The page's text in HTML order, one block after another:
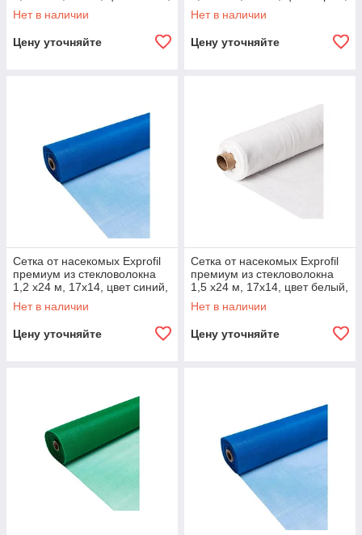
95 гр/м2
Нет в наличии
Цену уточняйте
95 гр/м2
Нет в наличии
Цену уточняйте
Сетка от насекомых Exprofil
премиум из стекловолокна
1,2 х24 м, 17х14, цвет синий,
95 гр/м2
Нет в наличии
Цену уточняйте
Сетка от насекомых Exprofil
премиум из стекловолокна
1,5 х24 м, 17х14, цвет белый,
95 гр/м2
Нет в наличии
Цену уточняйте